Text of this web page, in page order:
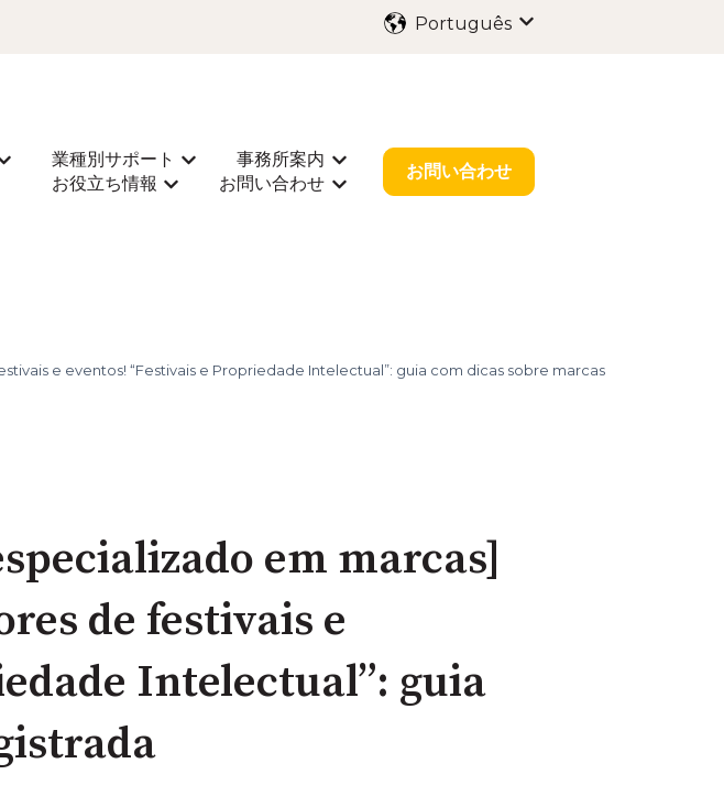
Português
para サービス
Mostrar submenu para 海外出願
業種別サポート
Mostrar submenu para 業種別サポート
事務所案内
Mostrar submenu para 事務所案内
お役立ち情報
Mostrar submenu para お役立ち情報
お問い合わせ
Mostrar submenu para お問い合わせ
お問い合わせ
e eventos! “Festivais e Propriedade Intelectual”: guia com dicas sobre marcas
em marcas]
de festivais e
Intelectual”: guia